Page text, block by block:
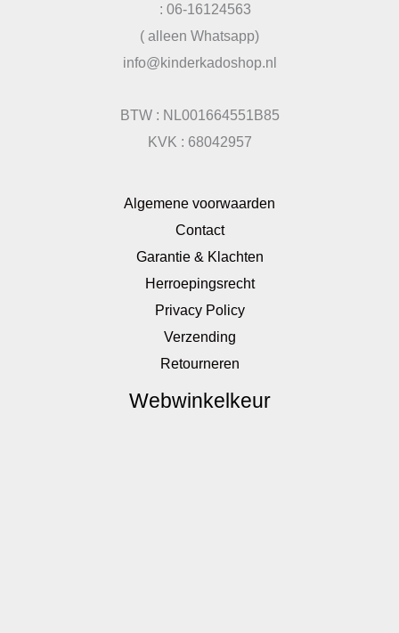
: 06-16124563
( alleen Whatsapp)
info@kinderkadoshop.nl
BTW : NL001664551B85
KVK : 68042957
Algemene voorwaarden
Contact
Garantie & Klachten
Herroepingsrecht
Privacy Policy
Verzending
Retourneren
Webwinkelkeur